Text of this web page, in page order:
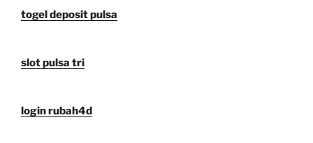
togel deposit pulsa
slot pulsa tri
login rubah4d